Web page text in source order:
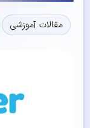
مقالات آموزشی